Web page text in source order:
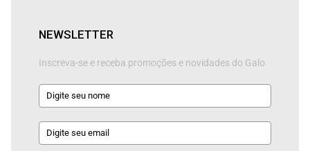
NEWSLETTER
Inscreva-se e receba promoções e novidades do Galo